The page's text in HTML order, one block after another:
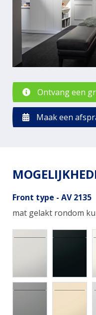
Ontvang een
Maak een
Front type - AV 2135
mat gelakt rondom